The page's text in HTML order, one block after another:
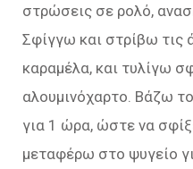
στρώσεις σε ρολό,
Σφίγγω και στρίβω τις
καραμέλα, και τυλίγω
αλουμινόχαρτο. Βάζω
για 1 ώρα, ώστε να
μεταφέρω στο ψυγείο